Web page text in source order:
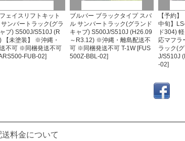
ェイスリフトキット
ンバートラック(グラ
ブ) S500J/S510J (R
【未塗装】 ※沖縄・
不可 ※同梱発送不可
FUB-02]
ブルバー ブラックタイプ スバ
ル サンバートラック(グランド
キャブ) S500J/S510J (H26.09
～R3.12) ※沖縄・離島配送不
可 ※同梱発送不可 T-1W [FUS
500Z-BBL-02]
【予約
中旬】
ド304)
応マフラ
ラック(
J/S510J
-02]
送料金について